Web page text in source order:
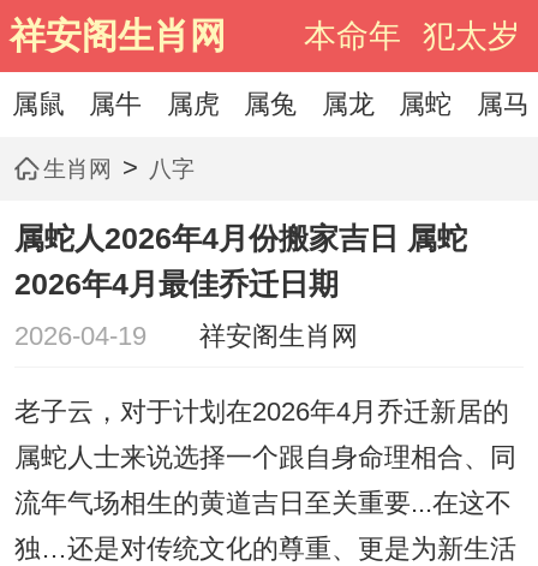
祥安阁生肖网 本命年 犯太岁
属鼠 属牛 属虎 属兔 属龙 属蛇 属马
生肖网 > 八字
属蛇人2026年4月份搬家吉日 属蛇
2026年4月最佳乔迁日期
2026-04-19 祥安阁生肖网
老子云，对于计划在2026年4月乔迁新居的
属蛇人士来说选择一个跟自身命理相合、同
流年气场相生的黄道吉日至关重要...在这不
独…还是对传统文化的尊重、更是为新生活